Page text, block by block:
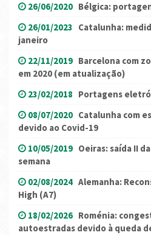
26/06/2020 Bélgica:
26/01/2023 Catalunha:
janeiro
22/11/2019 Barcelona com
em 2020 (em atualização)
23/02/2018 Portagens
08/07/2020 Catalunha com
devido ao Covid-19
10/05/2019 Oeiras: saída II
semana
02/08/2024 Alemanha:
High (A7)
18/02/2026 Roménia:
autoestradas devido à queda